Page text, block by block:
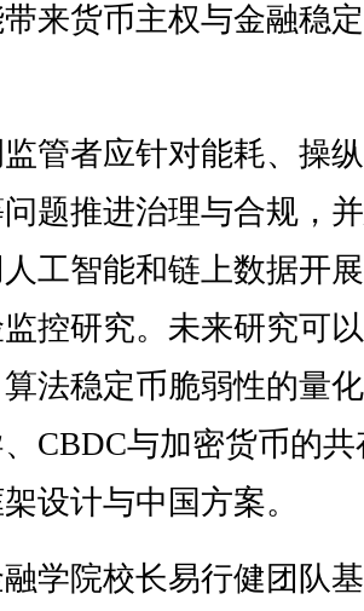
来货币主权与金融稳
者应针对能耗、操
题推进治理与合规，
工智能和链上数据开
控研究。未来研究可
法稳定币脆弱性的量
CBDC与加密货币的
设计与中国方案。
院校长易行健团队